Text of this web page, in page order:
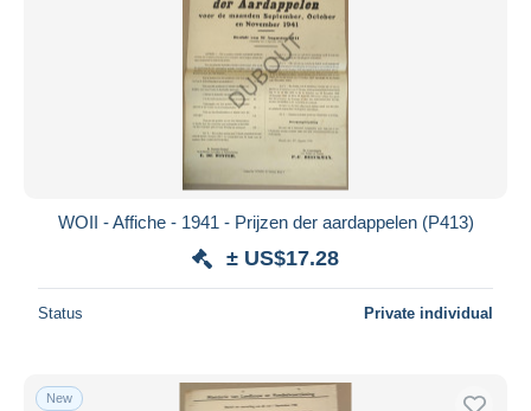
Submit
WOII - Affiche - 1941 - Prijzen der aardappelen (P413)
± US$17.28
Status Private individual
New